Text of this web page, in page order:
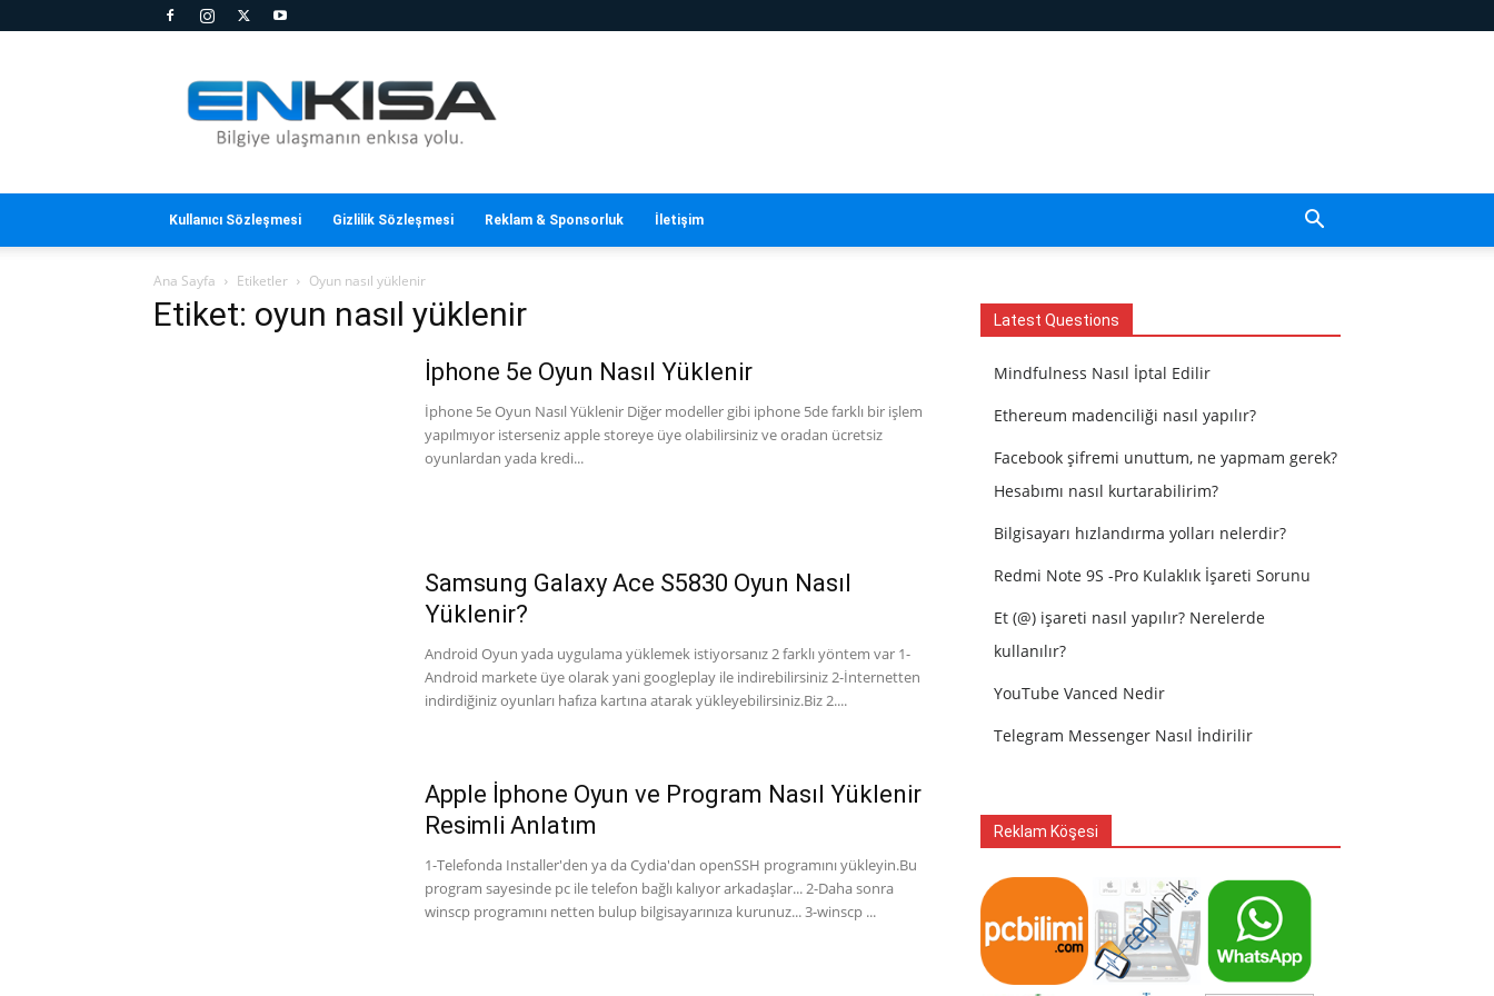
Kısa
Kullanıcı Sözleşmesi Gizlilik Sözleşmesi Reklam & Sponsorluk İletişim
Ana Sayfa Etiketler Oyun nasıl yüklenir
Etiket: oyun nasıl yüklenir
İphone 5e Oyun Nasıl Yüklenir
İphone 5e Oyun Nasıl Yüklenir Diğer modeller gibi iphone 5de farklı bir işlem
yapılmıyor isterseniz apple storeye üye olabilirsiniz ve oradan ücretsiz
oyunlardan yada kredi...
Samsung Galaxy Ace S5830 Oyun Nasıl
Yüklenir?
Android Oyun yada uygulama yüklemek istiyorsanız 2 farklı yöntem var 1-
Android markete üye olarak yani googleplay ile indirebilirsiniz 2-İnternetten
indirdiğiniz oyunları hafıza kartına atarak yükleyebilirsiniz.Biz 2....
Apple İphone Oyun ve Program Nasıl Yüklenir
Resimli Anlatım
1-Telefonda Installer'den ya da Cydia'dan openSSH programını yükleyin.Bu
program sayesinde pc ile telefon bağlı kalıyor arkadaşlar... 2-Daha sonra
winscp programını netten bulup bilgisayarınıza kurunuz... 3-winscp ...
Latest Questions
Mindfulness Nasıl İptal Edilir
Ethereum madenciliği nasıl yapılır?
Facebook şifremi unuttum, ne yapmam gerek?
Hesabımı nasıl kurtarabilirim?
Bilgisayarı hızlandırma yolları nelerdir?
Redmi Note 9S -Pro Kulaklık İşareti Sorunu
Et (@) işareti nasıl yapılır? Nerelerde
kullanılır?
YouTube Vanced Nedir
Telegram Messenger Nasıl İndirilir
Reklam Köşesi